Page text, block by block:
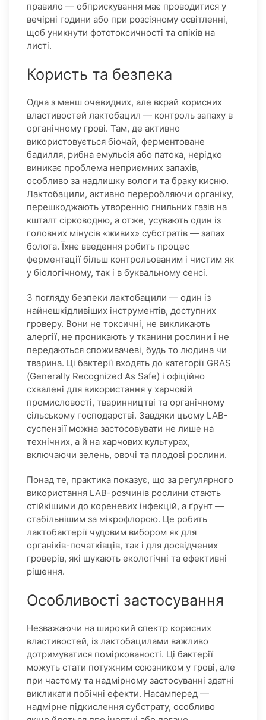
правило — обприскування має проводитися у
вечірні години або при розсіяному освітленні,
щоб уникнути фототоксичності та опіків на
листі.
Користь та безпека
Одна з менш очевидних, але вкрай корисних
властивостей лактобацил — контроль запаху в
органічному грові. Там, де активно
використовується біочай, ферментоване
бадилля, рибна емульсія або патока, нерідко
виникає проблема неприємних запахів,
особливо за надлишку вологи та браку кисню.
Лактобацили, активно переробляючи органіку,
перешкоджають утворенню гнильних газів на
кшталт сірководню, а отже, усувають один із
головних мінусів «живих» субстратів — запах
болота. Їхнє введення робить процес
ферментації більш контрольованим і чистим як
у біологічному, так і в буквальному сенсі.
З погляду безпеки лактобацили — один із
найнешкідливіших інструментів, доступних
гроверу. Вони не токсичні, не викликають
алергії, не проникають у тканини рослини і не
передаються споживачеві, будь то людина чи
тварина. Ці бактерії входять до категорії GRAS
(Generally Recognized As Safe) і офіційно
схвалені для використання у харчовій
промисловості, тваринництві та органічному
сільському господарстві. Завдяки цьому LAB-
суспензії можна застосовувати не лише на
технічних, а й на харчових культурах,
включаючи зелень, овочі та плодові рослини.
Понад те, практика показує, що за регулярного
використання LAB-розчинів рослини стають
стійкішими до кореневих інфекцій, а ґрунт —
стабільнішим за мікрофлорою. Це робить
лактобактерії чудовим вибором як для
органіків-початківців, так і для досвідчених
гроверів, які шукають екологічні та ефективні
рішення.
Особливості застосування
Незважаючи на широкий спектр корисних
властивостей, із лактобацилами важливо
дотримуватися поміркованості. Ці бактерії
можуть стати потужним союзником у грові, але
при частому та надмірному застосуванні здатні
викликати побічні ефекти. Насамперед —
надмірне підкислення субстрату, особливо